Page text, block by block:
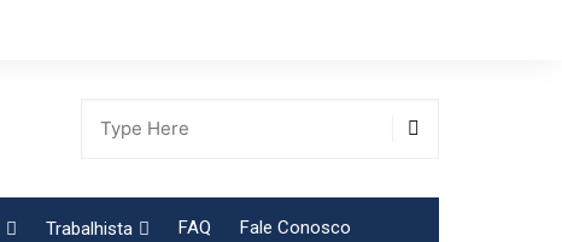
Trabalhista FAQ Fale Conosco